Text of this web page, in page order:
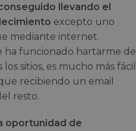
llevando el
excepto uno
mediante internet.
ha funcionado hartarme de
sitios, es mucho más fácil
recibiendo un email
resto.
oportunidad de